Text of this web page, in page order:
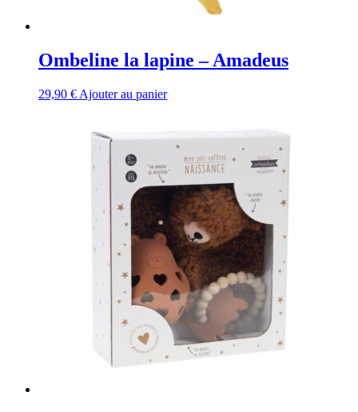
Ombeline la lapine – Amadeus
29,90 € Ajouter au panier